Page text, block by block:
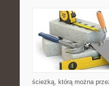
ścieżką, którą można